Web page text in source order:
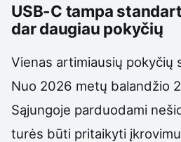
USB-C tampa
dar daugiau pokyčių
Vienas artimiausių pokyčių
Nuo 2026 metų balandžio
Sąjungoje parduodami
turės būti pritaikyti